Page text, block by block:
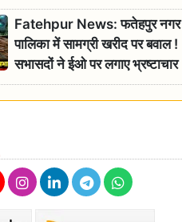
रहें सतर्क
Fatehpur News: फतेहपुर नगर
पालिका में सामग्री खरीद पर बवाल !
सभासदों ने ईओ पर लगाए भ्रष्टाचार
के गंभीर आरोप